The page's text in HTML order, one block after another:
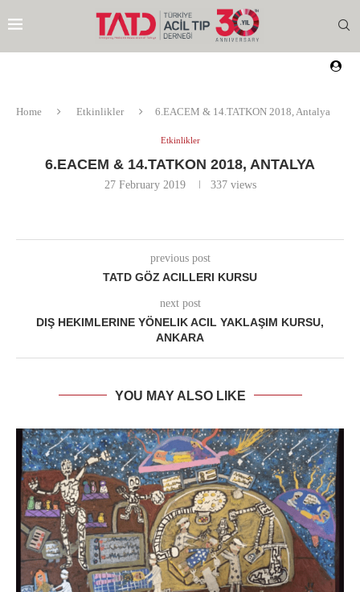
Home Etkinlikler 6.EACEM & 14.TATKON 2018, Antalya
Etkinlikler
6.EACEM & 14.TATKON 2018, ANTALYA
27 February 2019 337views
previous post
TATD GÖZ ACILLERI KURSU
next post
DIŞ HEKIMLERINE YÖNELIK ACIL YAKLAŞIM KURSU,
ANKARA
YOU MAY ALSO LIKE